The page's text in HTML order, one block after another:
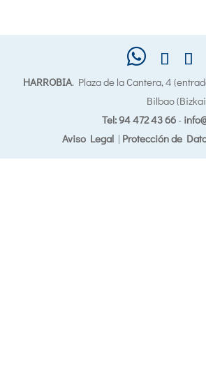
HARROBIA. Plaza de la Cantera, 4
Bilbao
Tel: 94 472 43 66-
Aviso Legal| Protección de